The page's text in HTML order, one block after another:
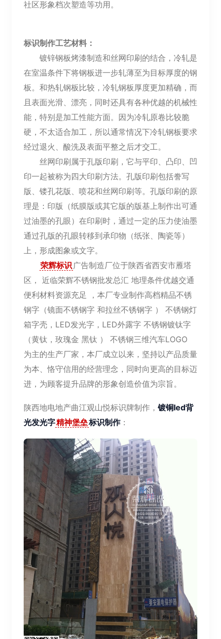
社区形象档次塑造等功用。
标识制作工艺材料：
镀锌钢板烤漆制造和丝网印刷的结合，冷轧是
在室温条件下将钢板进一步轧薄至为目标厚度的钢
板。和热轧钢板比较，冷轧钢板厚度更加精确，而
且表面光滑、漂亮，同时还具有各种优越的机械性
能，特别是加工性能方面。因为冷轧原卷比较脆
硬，不太适合加工，所以通常情况下冷轧钢板要求
经过退火、酸洗及表面平整之后才交工。
丝网印刷属于孔版印刷，它与平印、凸印、凹
印一起被称为四大印刷方法。孔版印刷包括誊写
版、镂孔花版、喷花和丝网印刷等。孔版印刷的原
理是：印版（纸膜版或其它版的版基上制作出可通
过油墨的孔眼）在印刷时，通过一定的压力使油墨
通过孔版的孔眼转移到承印物（纸张、陶瓷等）
上，形成图象或文字。
荣辉标识广告制造厂位于陕西省西安市雁塔
区， 近临荣辉不锈钢批发总汇 地理条件优越交通
便利材料资源充足 ，本厂专业制作高档精品不锈
钢字（镜面不锈钢字 和拉丝不锈钢字 ） 不锈钢灯
箱字壳，LED发光字，LED外露字 不锈钢镀钛字
（黄钛，玫瑰金 黑钛 ） 不锈钢三维汽车LOGO
为主的生产厂家，本厂成立以来，坚持以产品质量
为本、恪守信用的经营理念，同时向更高的目标迈
进，为顾客提升品牌的形象创造价值为宗旨。
陕西地电地产曲江观山悦标识牌制作， 镀铜led背
光发光字精神堡垒标识制作：